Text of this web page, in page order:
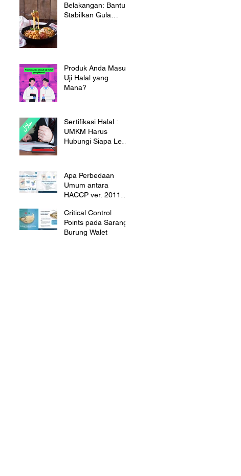
Belakangan: Bantu
Stabilkan Gula
Produk Anda Masuk
Uji Halal yang
Mana?
Sertifikasi Halal :
UMKM Harus
Hubungi Siapa Lebih
Apa Perbedaan
Umum antara
HACCP ver. 2011
Critical Control
Points pada Sarang
Burung Walet